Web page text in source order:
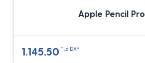
Apple Pencil Pro
1.145,50 TLx 12AY